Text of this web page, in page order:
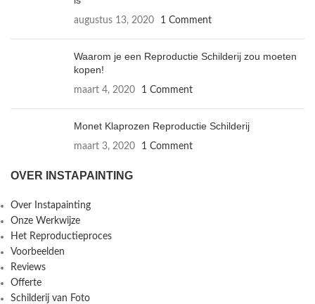
augustus 13, 2020 1 Comment
Waarom je een Reproductie Schilderij zou moeten
kopen!
maart 4, 2020 1 Comment
Monet Klaprozen Reproductie Schilderij
maart 3, 2020 1 Comment
OVER INSTAPAINTING
Over Instapainting
Onze Werkwijze
Het Reproductieproces
Voorbeelden
Reviews
Offerte
Schilderij van Foto